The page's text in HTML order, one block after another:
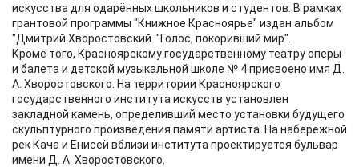
искусства для одарённых школьников и студентов. В рамках
грантовой программы "Книжное Красноярье" издан альбом
"Дмитрий Хворостовский. "Голос, покоривший мир".
Кроме того, Красноярскому государственному театру оперы
и балета и детской музыкальной школе № 4 присвоено имя Д.
А. Хворостовского. На территории Красноярского
государственного института искусств установлен
закладной камень, определивший место установки будущего
скульптурного произведения памяти артиста. На набережной
рек Кача и Енисей вблизи института проектируется бульвар
имени Д. А. Хворостовского.